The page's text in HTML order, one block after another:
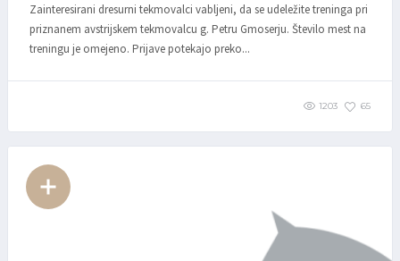
Zainteresirani dresurni tekmovalci vabljeni, da se udeležite treninga pri
priznanem avstrijskem tekmovalcu g. Petru Gmoserju. Število mest na
treningu je omejeno. Prijave potekajo preko...
1203 65